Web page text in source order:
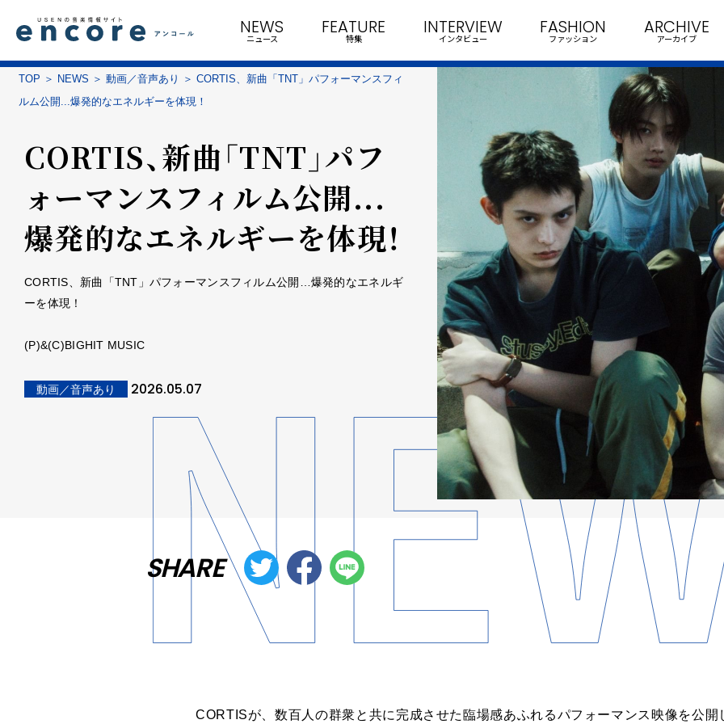
NEWS
ニュース
FEATURE
特集
INTERVIEW
インタビュー
FASHION
ファッション
ARCHIVE
アーカイブ
TOP NEWS 動画／音声あり
CORTIS、新曲「TNT」パフォーマンスフィ
ルム公開...爆発的なエネルギーを体現！
CORTIS、新曲「TNT」パフ
ォーマンスフィルム公開...
爆発的なエネルギーを体現！
CORTIS、新曲「TNT」パフォーマンスフィルム公開…爆発的なエネルギ
ーを体現！
(P)&(C)BIGHIT MUSIC
動画／音声あり 2026.05.07
SHARE
CORTISが、数百人の群衆と共に完成させた臨場感あふれるパフォーマンス 映像を公開